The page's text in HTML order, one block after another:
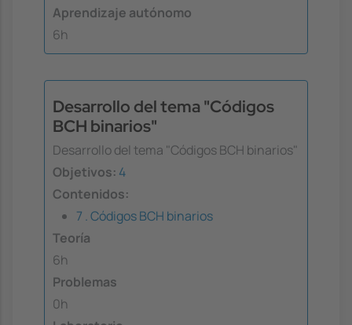
Aprendizaje autónomo
6h
Desarrollo del tema "Códigos
BCH binarios"
Desarrollo del tema "Códigos BCH binarios"
Objetivos: 4
Contenidos:
7 . Códigos BCH binarios
Teoría
6h
Problemas
0h